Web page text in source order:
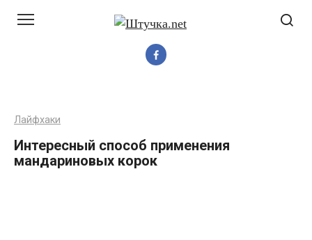
Лайфхаки
Интересный способ применения
мандариновых корок